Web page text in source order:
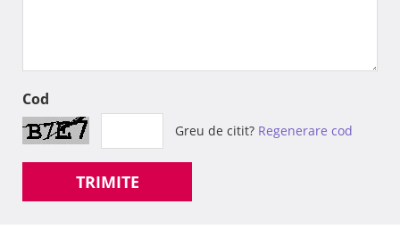
Cod
Greu de citit? Regenerare cod
TRIMITE